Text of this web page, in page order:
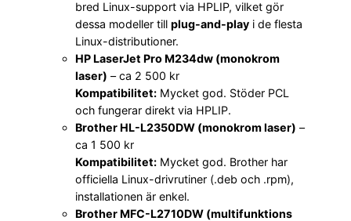
bred Linux-support via HPLIP, vilket gör
dessa modeller till plug-and-play i de flesta
Linux-distributioner.
HP LaserJet Pro M234dw (monokrom
laser) – ca 2 500 kr
Kompatibilitet: Mycket god. Stöder PCL
och fungerar direkt via HPLIP.
Brother HL-L2350DW (monokrom laser) –
ca 1 500 kr
Kompatibilitet: Mycket god. Brother har
officiella Linux-drivrutiner (.deb och .rpm),
installationen är enkel.
Brother MFC-L2710DW (multifunktions